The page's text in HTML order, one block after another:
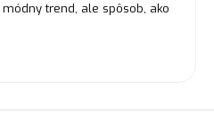
trend, ale spôsob, ako